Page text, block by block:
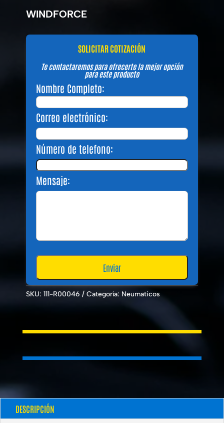
WINDFORCE
SOLICITAR COTIZACIÓN
Te contactaremos para ofrecerte la mejor opción
para este producto
Nombre Completo:
Correo electrónico:
Número de telefono:
Mensaje:
SKU: 111-R00046 Categoría: Neumaticos
DESCRIPCIÓN